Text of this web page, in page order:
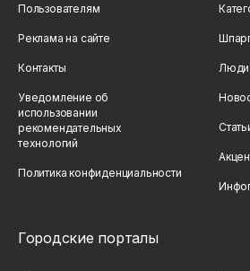
Пользователям
Реклама на сайте
Контакты
Уведомление об
использовании
рекомендательных
технологий
Политика конфиденциальности
Люди
Городские порталы